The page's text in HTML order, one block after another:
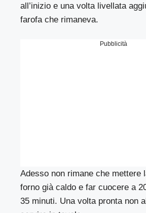
all’inizio e una volta livellata
farofa che rimaneva.
Pubblicità
Adesso non rimane che mettere
forno già caldo e far cuocere a
35 minuti. Una volta pronta non